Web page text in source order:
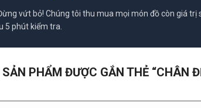
vứt bỏ! Chúng tôi thu mua mọi món đồ còn giá trị
5 phút kiểm tra.
SẢN PHẨM ĐƯỢC GẮN THẺ “CHÂN